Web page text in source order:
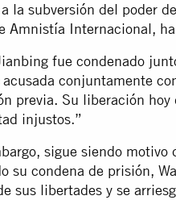
la subversión del poder
Amnistía Internacional,
fue condenado
acusada conjuntamente
previa. Su liberación
injustos.”
sigue siendo
su condena de prisión,
sus libertades y se